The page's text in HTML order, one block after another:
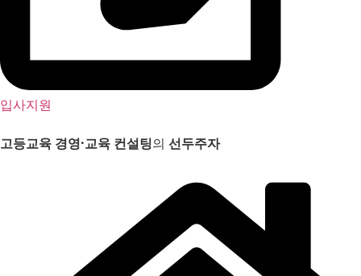
입사지원
고등교육 경영·교육 컨설팅의 선두주자